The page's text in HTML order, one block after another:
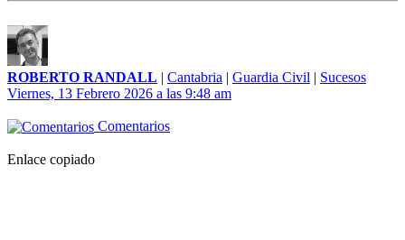
ROBERTO RANDALL | Cantabria | Guardia Civil | Sucesos
Viernes, 13 Febrero 2026 a las 9:48 am
Comentarios
Enlace copiado